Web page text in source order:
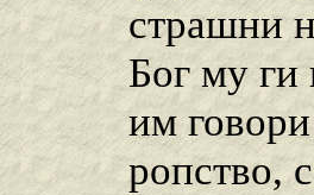
страшни
Бог му ги
им
ропство,